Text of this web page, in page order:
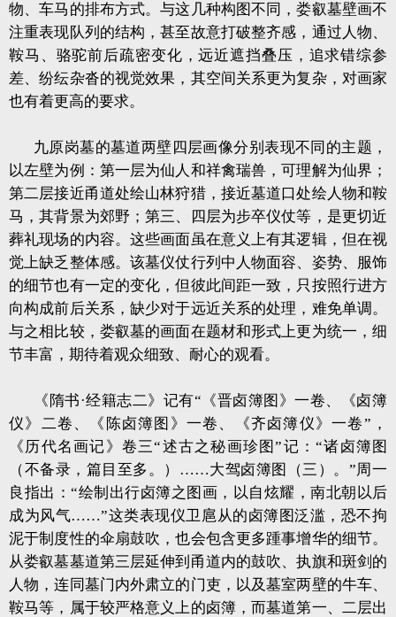
物、车马的排布方式。与这几种构图不同，娄叡墓壁画不
注重表现队列的结构，甚至故意打破整齐感，通过人物、
鞍马、骆驼前后疏密变化，远近遮挡叠压，追求错综参
差、纷纭杂沓的视觉效果，其空间关系更为复杂，对画家
也有着更高的要求。
九原岗墓的墓道两壁四层画像分别表现不同的主题，
以左壁为例：第一层为仙人和祥禽瑞兽，可理解为仙界；
第二层接近甬道处绘山林狩猎，接近墓道口处绘人物和鞍
马，其背景为郊野；第三、四层为步卒仪仗等，是更切近
葬礼现场的内容。这些画面虽在意义上有其逻辑，但在视
觉上缺乏整体感。该墓仪仗行列中人物面容、姿势、服饰
的细节也有一定的变化，但彼此间距一致，只按照行进方
向构成前后关系，缺少对于远近关系的处理，难免单调。
与之相比较，娄叡墓的画面在题材和形式上更为统一，细
节丰富，期待着观众细致、耐心的观看。
《隋书·经籍志二》记有“《晋卤簿图》一卷、《卤簿
仪》二卷、《陈卤簿图》一卷、《齐卤簿仪》一卷”，
《历代名画记》卷三“述古之秘画珍图”记：“诸卤簿图
（不备录，篇目至多。）……大驾卤簿图（三）。”周一
良指出：“绘制出行卤簿之图画，以自炫耀，南北朝以后
成为风气……”这类表现仪卫扈从的卤簿图泛滥，恐不拘
泥于制度性的伞扇鼓吹，也会包含更多踵事增华的细节。
从娄叡墓墓道第三层延伸到甬道内的鼓吹、执旗和斑剑的
人物，连同墓门内外肃立的门吏，以及墓室两壁的牛车、
鞍马等，属于较严格意义上的卤簿，而墓道第一、二层出